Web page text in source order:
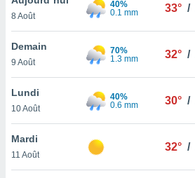
et
»,
au
vous
qu'ils
ou
8 Août
40%
0.1 mm
33° /
Demain
9 Août
70%
1.3 mm
32° /
Lundi
10 Août
40%
0.6 mm
30° /
Mardi
11 Août
32° /